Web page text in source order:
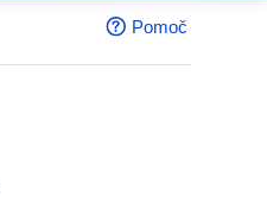
Pomoč